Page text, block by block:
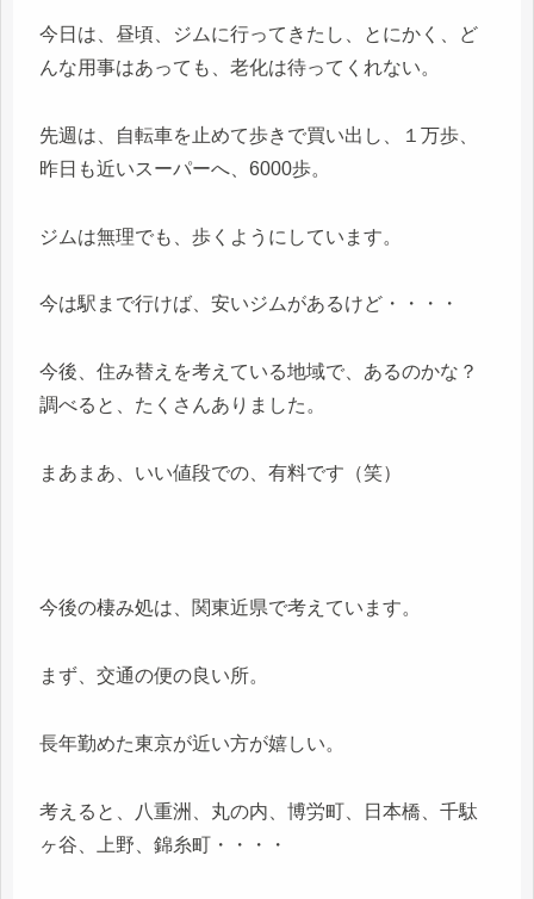
今日は、昼頃、ジムに行ってきたし、とにかく、ど
んな用事はあっても、老化は待ってくれない。
先週は、自転車を止めて歩きで買い出し、１万歩、
昨日も近いスーパーへ、6000歩。
ジムは無理でも、歩くようにしています。
今は駅まで行けば、安いジムがあるけど・・・・
今後、住み替えを考えている地域で、あるのかな？
調べると、たくさんありました。
まあまあ、いい値段での、有料です（笑）
今後の棲み処は、関東近県で考えています。
まず、交通の便の良い所。
長年勤めた東京が近い方が嬉しい。
考えると、八重洲、丸の内、博労町、日本橋、千駄
ヶ谷、上野、錦糸町・・・・